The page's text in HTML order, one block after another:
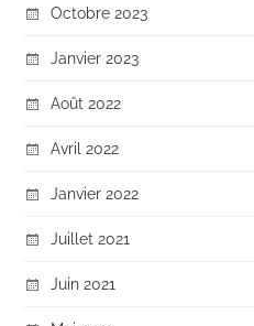
Octobre 2023
Janvier 2023
Août 2022
Avril 2022
Janvier 2022
Juillet 2021
Juin 2021